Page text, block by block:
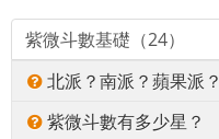
紫微斗數基礎（24）
北派？南派？蘋果派？
紫微斗數有多少星？